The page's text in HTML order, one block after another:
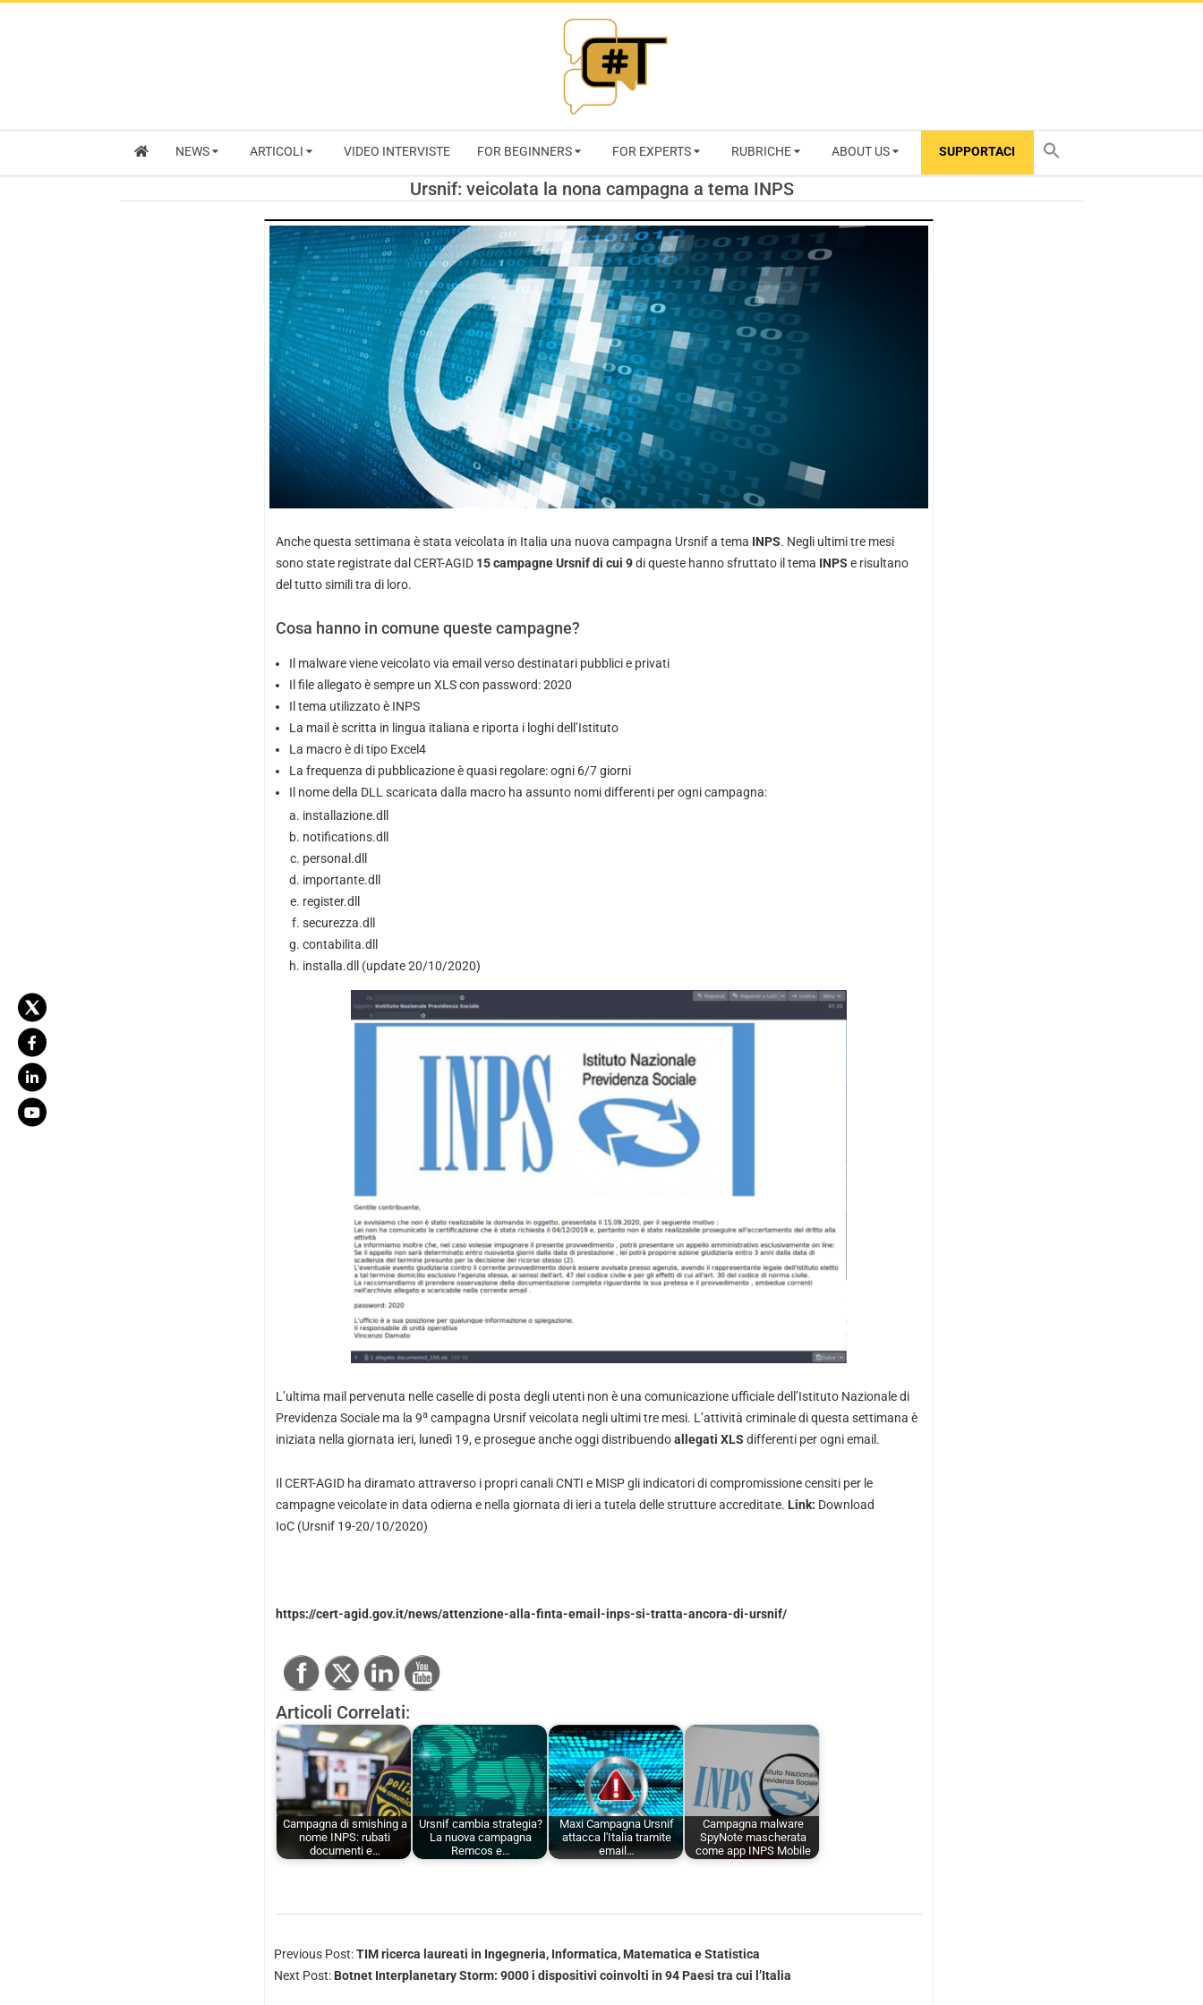
RIVISTA
CYBERSECURITY
TRENDS
NEWS ARTICOLI VIDEO INTERVISTE FOR BEGINNERS FOR EXPERTS RUBRICHE ABOUT US SUPPORTACI
Ursnif: veicolata la nona campagna a tema INPS
Anche questa settimana è stata veicolata in Italia una nuova campagna Ursnif a tema INPS. Negli ultimi tre mesi
sono state registrate dal CERT-AGID 15 campagne Ursnif di cui 9di queste hanno sfruttato il tema INPS e risultano
del tutto simili tra di loro.
Cosa hanno in comune queste campagne?
Il malware viene veicolato via email verso destinatari pubblici e privati
Il file allegato è sempre un XLS con password: 2020
Il tema utilizzato è INPS
La mail è scritta in lingua italiana e riporta i loghi dell’Istituto
La macro è di tipo Excel4
La frequenza di pubblicazione è quasi regolare: ogni 6/7 giorni
Il nome della DLL scaricata dalla macro ha assunto nomi differenti per ogni campagna:
installazione.dll
notifications.dll
personal.dll
importante.dll
register.dll
securezza.dll
contabilita.dll
installa.dll (update 20/10/2020)
L’ultima mail pervenuta nelle caselle di posta degli utenti non è una comunicazione ufficiale dell’Istituto Nazionale di
Previdenza Sociale ma la 9a campagna Ursnif veicolata negli ultimi tre mesi. L’attività criminale di questa settimana è
iniziata nella giornata ieri, lunedì 19, e prosegue anche oggi distribuendoallegati XLS differenti per ogni email.
Il CERT-AGID ha diramato attraverso i propri canali CNTI e MISP gli indicatori di compromissione censiti per le
campagne veicolate in data odierna e nella giornata di ieri a tutela delle strutture accreditate. Link: Download
IoC(Ursnif 19-20/10/2020)
https://cert-agid.gov.it/news/attenzione-alla-finta-email-inps-si-tratta-ancora-di-ursnif/
Articoli Correlati:
Campagna di smishing a
nome INPS: rubati
documenti e…
Ursnif cambia strategia?
La nuova campagna
Remcos e…
Maxi Campagna Ursnif
attacca l'Italia tramite
email…
Campagna malware
SpyNote mascherata
come app INPS Mobile
Previous Post:TIM ricerca laureati in Ingegneria, Informatica, Matematica e Statistica
Next Post: Botnet Interplanetary Storm: 9000 i dispositivi coinvolti in 94 Paesi tra cui l’Italia